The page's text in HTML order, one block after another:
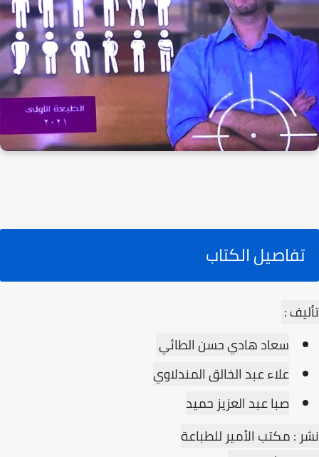
تفاصيل الكتاب
تأليف :
سعاد هادي حسن الطائي
علاء عبد الخالق المندلاوي
صبا عبد العزيز حميد
نشر : مكتب الأمير للطباعة